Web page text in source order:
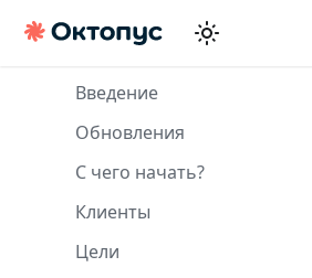
Введение
Обновления
С чего начать?
Клиенты
Цели